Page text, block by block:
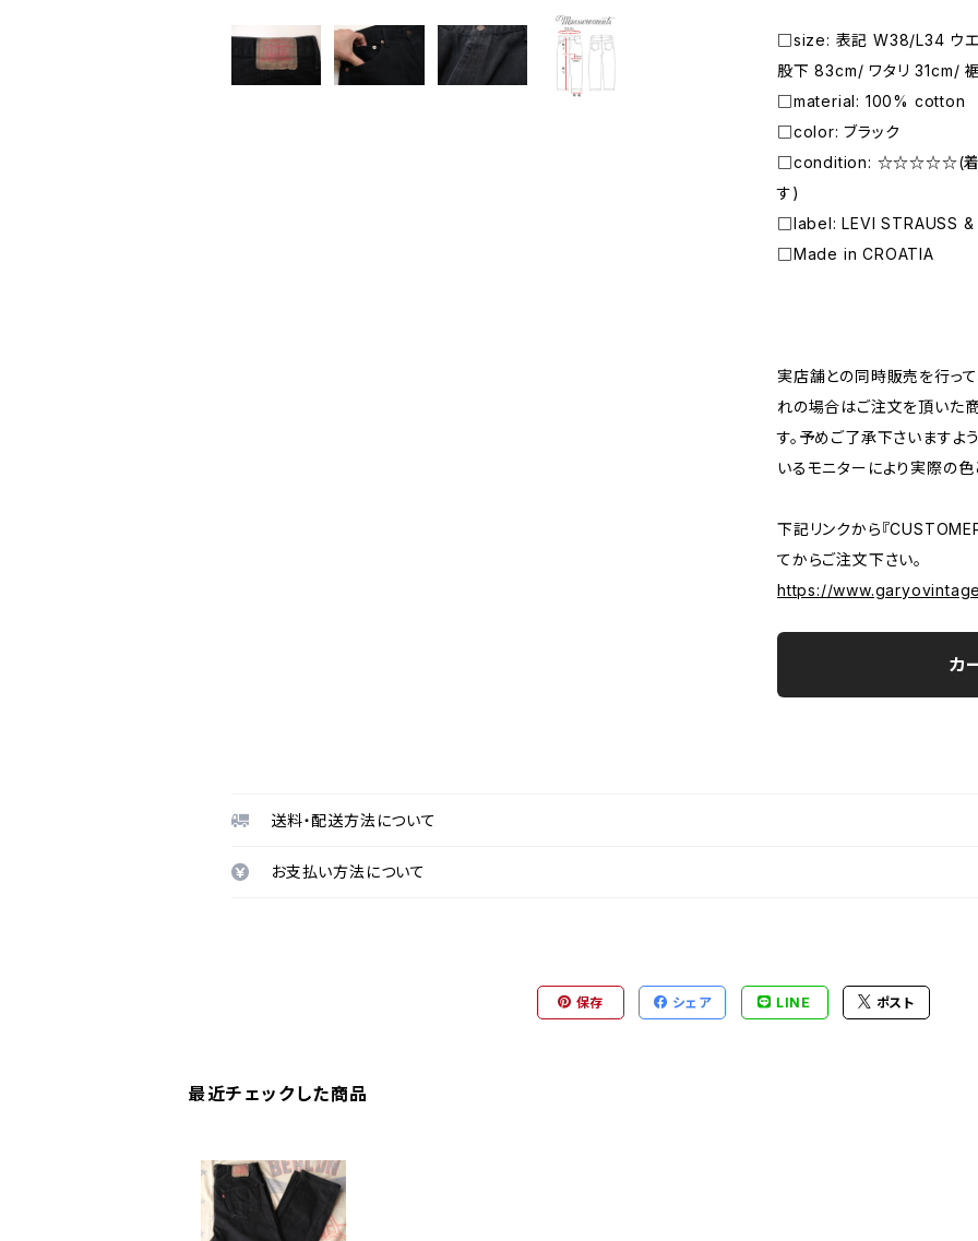
□size: 表記 W38/L34 ウ
股下 83cm/ ワタリ 31cm/
□material: 100% cotton
□color: ブラック
□condition: ☆☆☆☆☆(着用
す)
□label: LEVI STRAUSS &
□Made in CROATIA
実店舗との同時販売を行っ
れの場合はご注文を頂いた
す。予めご了承下さいますよ
いるモニターにより実際の
下記リンクから『
てからご注文下さい。
https://
カ
送料・配送方法について
お支払い方法について
保存 シェア LINE ポスト
最近チェックした商品